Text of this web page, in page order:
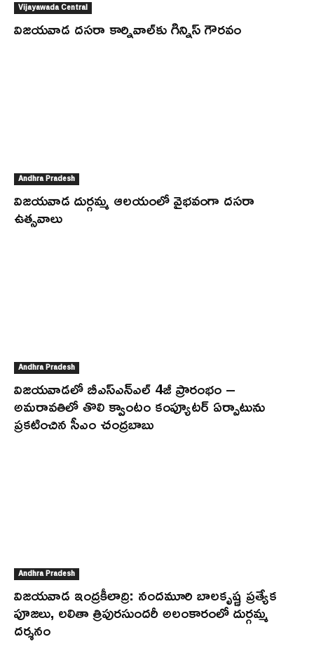
Vijayawada Central
విజయవాడ దసరా కార్నివాల్‌కు గిన్నిస్ గౌరవం
Andhra Pradesh
విజయవాడ దుర్గమ్మ ఆలయంలో వైభవంగా దసరా
ఉత్సవాలు
Andhra Pradesh
విజయవాడలో బీఎస్ఎన్ఎల్ 4జీ ప్రారంభం –
అమరావతిలో తొలి క్వాంటం కంప్యూటర్ ఏర్పాటును
ప్రకటించిన సీఎం చంద్రబాబు
Andhra Pradesh
విజయవాడ ఇంద్రకీలాద్రి: నందమూరి బాలకృష్ణ ప్రత్యేక
పూజలు, లలితా త్రిపురసుందరీ అలంకారంలో దుర్గమ్మ
దర్శనం